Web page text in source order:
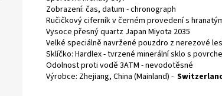
Zobrazení: čas, datum - chronograph
Ručičkový ciferník v černém provedení s
Vysoce přesný quartz Japan Miyota 2035
Velké speciálně navržené pouzdro z nerezové
Sklíčko: Hardlex - tvrzené minerální sklo s
Odolnost proti vodě 3ATM - nevodotěsné
Výrobce: Zhejiang, China (Mainland) -